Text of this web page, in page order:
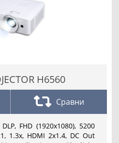
H6560
Сравни
FHD (1920x1080), 5200
1.3x, HDMI 2x1.4, DC Out